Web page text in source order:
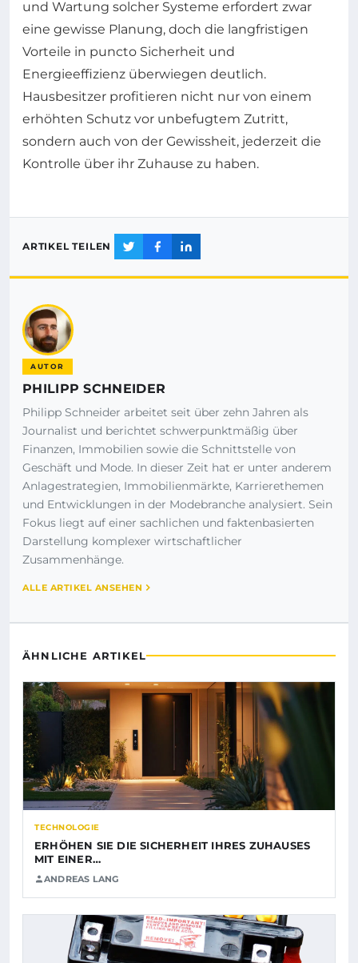
und Wartung solcher Systeme erfordert zwar
eine gewisse Planung, doch die langfristigen
Vorteile in puncto Sicherheit und
Energieeffizienz überwiegen deutlich.
Hausbesitzer profitieren nicht nur von einem
erhöhten Schutz vor unbefugtem Zutritt,
sondern auch von der Gewissheit, jederzeit die
Kontrolle über ihr Zuhause zu haben.
ARTIKEL TEILEN
AUTOR
PHILIPP SCHNEIDER
Philipp Schneider arbeitet seit über zehn Jahren als
Journalist und berichtet schwerpunktmäßig über
Finanzen, Immobilien sowie die Schnittstelle von
Geschäft und Mode. In dieser Zeit hat er unter anderem
Anlagestrategien, Immobilienmärkte, Karrierethemen
und Entwicklungen in der Modebranche analysiert. Sein
Fokus liegt auf einer sachlichen und faktenbasierten
Darstellung komplexer wirtschaftlicher
Zusammenhänge.
ALLE ARTIKEL ANSEHEN
ÄHNLICHE ARTIKEL
TECHNOLOGIE
ERHÖHEN SIE DIE SICHERHEIT IHRES ZUHAUSES
MIT EINER…
ANDREAS LANG